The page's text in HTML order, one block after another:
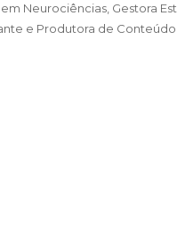
Neurociências, Gestora
e Produtora de Conteúdo